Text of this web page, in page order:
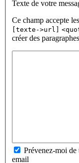
Texte de votre
Ce champ accepte
[texte->url]
créer des
Prévenez-moi de
email